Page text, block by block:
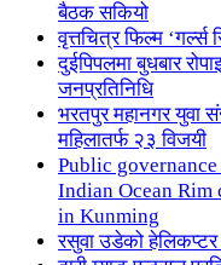
बैठक सकियो
वृत्तचित्र फिल्म ‘गर्ल्स
दुईपिपलमा बुधबार
जनप्रतिनिधि
भरतपुर महानगर युवा
महिलातर्फ २३ विजयी
Public
Indian Ocean Rim
in Kunming
रसुवा उडेको हेलिकप्टर